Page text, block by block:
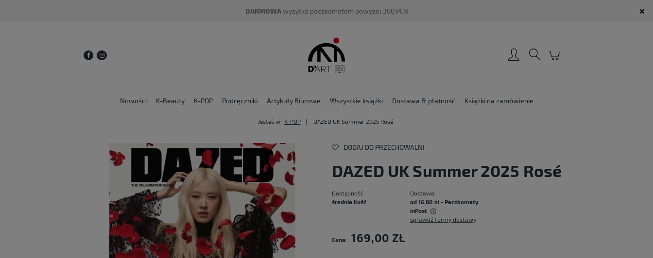
DARMOWAwysyłka paczkomatem powyżej 300 PLN
Nowości K-Beauty K-POP Podręczniki Artykuły Biurowe Wszystkie książki Dostawa & płatność Książki na zamówienie
Jesteś w: K-POP DAZED UK Summer 2025 Rosé
DODAJ DO PRZECHOWALNI
DAZED UK Summer 2025 Rosé
Dostępność:
średnia ilość
Dostawa:
od 16,80 zł - Paczkomaty
inPost
płatności
sprawdź formy dostawy
Cena: 169,00 ZŁ